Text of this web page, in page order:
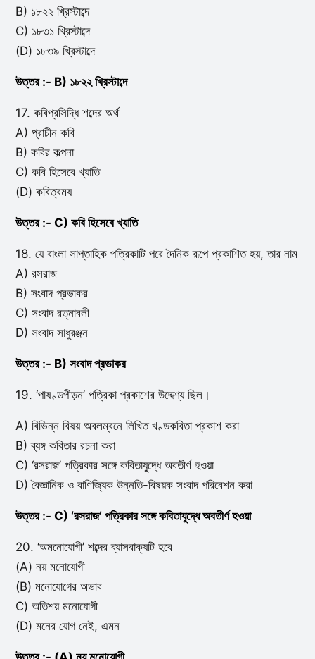
B) ১৮২২ খ্রিস্টাব্দে
C) ১৮৩১ খ্রিস্টাব্দে
(D) ১৮৩৯ খ্রিস্টাব্দে
উত্তর :- B) ১৮২২ খ্রিস্টাব্দে
17. কবিপ্রসিদ্ধি শব্দের অর্থ
A) প্রাচীন কবি
B) কবির কল্পনা
C) কবি হিসেবে খ্যাতি
(D) কবিত্বময
উত্তর :- C) কবি হিসেবে খ্যাতি
18. যে বাংলা সাপ্তাহিক পত্রিকাটি পরে দৈনিক রূপে প্রকাশিত হয়, তার নাম
A) রসরাজ
B) সংবাদ প্রভাকর
C) সংবাদ রত্নাবলী
D) সংবাদ সাধুরঞ্জন
উত্তর :- B) সংবাদ প্রভাকর
19. ‘পাষণ্ডপীড়ন’ পত্রিকা প্রকাশের উদ্দেশ্য ছিল।
A) বিভিন্ন বিষয় অবলম্বনে লিখিত খণ্ডকবিতা প্রকাশ করা
B) ব্যঙ্গ কবিতার রচনা করা
C) ‘রসরাজ’ পত্রিকার সঙ্গে কবিতাযুদ্ধে অবতীর্ণ হওয়া
D) বৈজ্ঞানিক ও বাণিজ্যিক উন্নতি-বিষয়ক সংবাদ পরিবেশন করা
উত্তর :- C) ‘রসরাজ’ পত্রিকার সঙ্গে কবিতাযুদ্ধে অবতীর্ণ হওয়া
20. ‘অমনোযোগী’ শব্দের ব্যাসবাক্যটি হবে
(A) নয় মনোযোগী
(B) মনোযোগের অভাব
C) অতিশয় মনোযোগী
(D) মনের যোগ নেই, এমন